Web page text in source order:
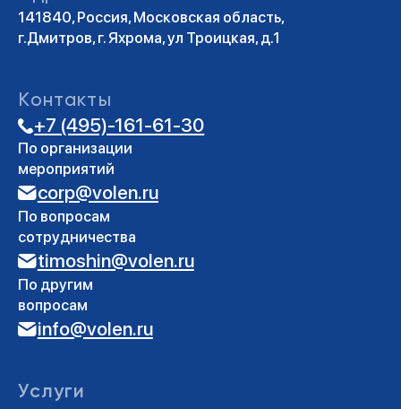
Мы в социальных сетях
Полезная информация
Афиша мероприятий
Новости